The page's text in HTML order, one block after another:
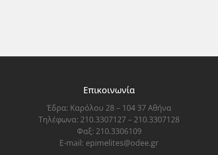
Επικοινωνία
Έδρα: Καρόλου 28 – 104 37 Αθήνα
Τηλέφωνα: 210.3307127 – 210.3307128
Φαξ: 210.3306109
E-mail: epimelites@odee.gr